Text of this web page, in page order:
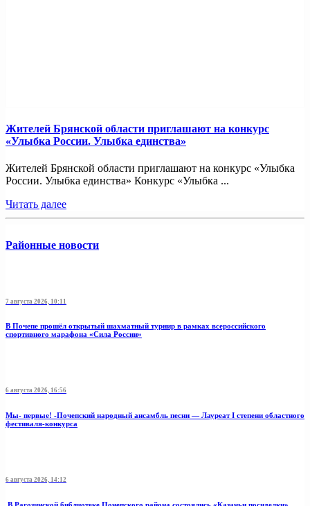
Жителей Брянской области приглашают на конкурс
«Улыбка России. Улыбка единства»
Жителей Брянской области приглашают на конкурс «Улыбка
России. Улыбка единства» Конкурс «Улыбка ...
Читать далее
Районные новости
7 августа 2026, 10:11
В Почепе прошёл открытый шахматный турнир в рамках всероссийского
спортивного марафона «Сила России»
6 августа 2026, 16:56
Мы- первые! -Почепский народный ансамбль песни — Лауреат I степени областного
фестиваля-конкурса
6 августа 2026, 14:12